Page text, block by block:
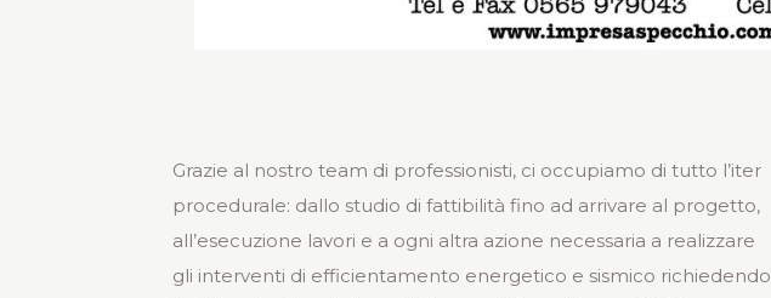
Grazie al nostro team di professionisti, ci occupiamo di tutto l’iter
procedurale: dallo studio di fattibilità fino ad arrivare al progetto,
all’esecuzione lavori e a ogni altra azione necessaria a realizzare
gli interventi di efficientamento energetico e sismico richiedendo